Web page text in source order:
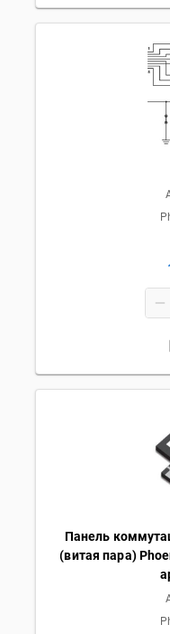
Панель
(витая пара)